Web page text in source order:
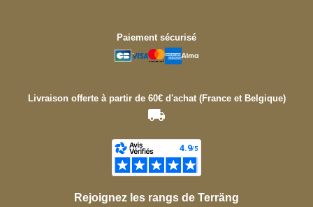
Paiement sécurisé
Livraison offerte à partir de 60€ d'achat (France et Belgique)
Rejoignez les rangs de Terräng